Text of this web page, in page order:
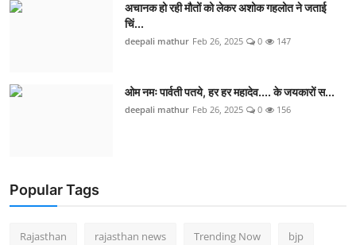
अचानक हो रही मौतों को लेकर अशोक गहलोत ने जताई
च‍िं...
deepali mathur Feb 26, 2025 0 147
ओम नमः पार्वती पतये, हर हर महादेव.... के जयकारों स...
deepali mathur Feb 26, 2025 0 156
Popular Tags
Rajasthan rajasthan news Trending Now bjp